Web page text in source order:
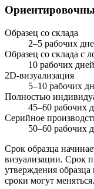
Образец со склада
2–5 рабочих
Образец со склада с
10 рабочих дней
2D-визуализация
5–10 рабочих
Полностью
45–60 рабочих
Серийное
50–60 рабочих
Срок образца
визуализации. Срок
утверждения
сроки могут меняться.